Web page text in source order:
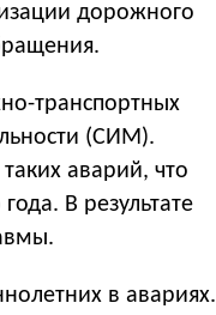
дорожного
транспортных
(СИМ).
аварий, что
В результате
в авариях.